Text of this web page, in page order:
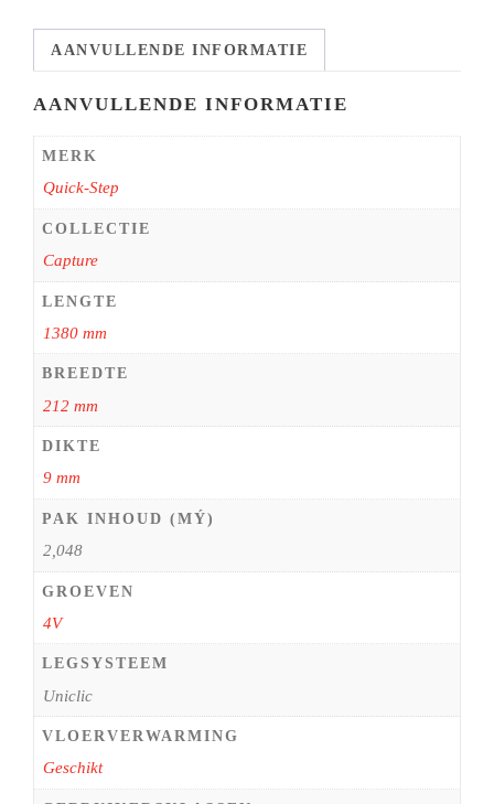
AANVULLENDE INFORMATIE
AANVULLENDE INFORMATIE
MERK
Quick-Step
COLLECTIE
Capture
LENGTE
1380 mm
BREEDTE
212 mm
DIKTE
9 mm
PAK INHOUD (MÝ)
2,048
GROEVEN
4V
LEGSYSTEEM
Uniclic
VLOERVERWARMING
Geschikt